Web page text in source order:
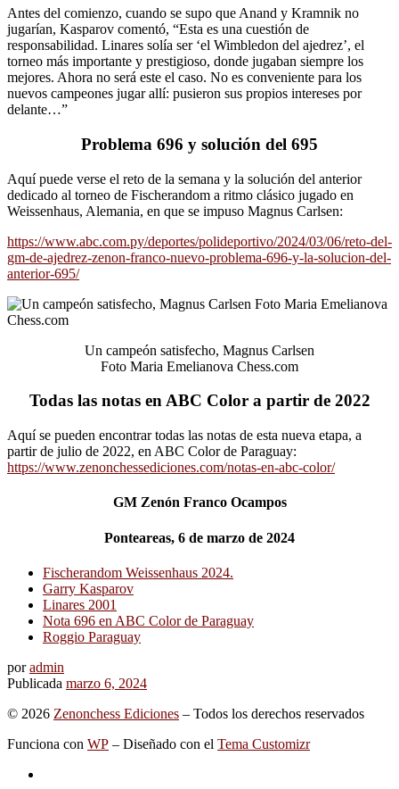
Antes del comienzo, cuando se supo que Anand y Kramnik no
jugarían, Kasparov comentó, “Esta es una cuestión de
responsabilidad. Linares solía ser ‘el Wimbledon del ajedrez’, el
torneo más importante y prestigioso, donde jugaban siempre los
mejores. Ahora no será este el caso. No es conveniente para los
nuevos campeones jugar allí: pusieron sus propios intereses por
delante…”
Problema 696 y solución del 695
Aquí puede verse el reto de la semana y la solución del anterior
dedicado al torneo de Fischerandom a ritmo clásico jugado en
Weissenhaus, Alemania, en que se impuso Magnus Carlsen:
https://www.abc.com.py/deportes/polideportivo/2024/03/06/reto-del-
gm-de-ajedrez-zenon-franco-nuevo-problema-696-y-la-solucion-del-
anterior-695/
Un campeón satisfecho, Magnus Carlsen
Foto Maria Emelianova Chess.com
Todas las notas en ABC Color a partir de 2022
Aquí se pueden encontrar todas las notas de esta nueva etapa, a
partir de julio de 2022, en ABC Color de Paraguay:
https://www.zenonchessediciones.com/notas-en-abc-color/
GM Zenón Franco Ocampos
Ponteareas, 6 de marzo de 2024
Fischerandom Weissenhaus 2024.
Garry Kasparov
Linares 2001
Nota 696 en ABC Color de Paraguay
Roggio Paraguay
poradmin
Publicada marzo 6, 2024
© 2026 Zenonchess Ediciones – Todos los derechos reservados
Funciona con WP – Diseñado con el Tema Customizr